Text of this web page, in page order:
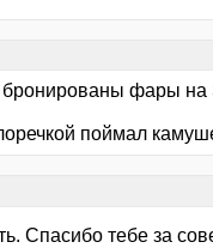
фары на
поймал
Спасибо тебе за